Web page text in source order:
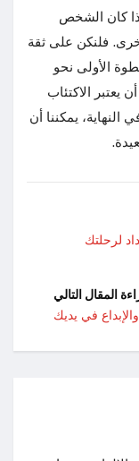
كان الشخص
فلنكن على ثقة
الأولى نحو
الاكتئاب
يمكننا أن
لرحلتك
المقال التالي
في يديك